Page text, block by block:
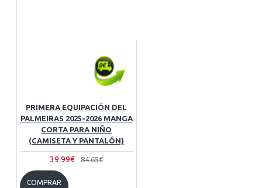
PRIMERA EQUIPACIÓN DEL
PALMEIRAS 2025-2026 MANGA
CORTA PARA NIÑO
(CAMISETA Y PANTALÓN)
39.99€ 84.65€
COMPRAR